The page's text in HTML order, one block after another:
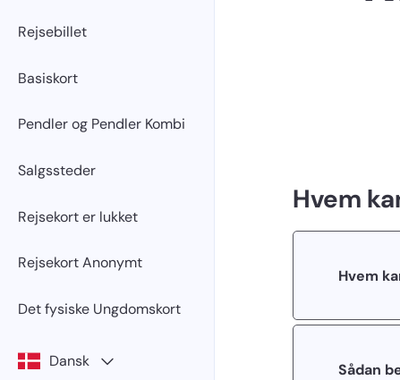
Rejsebillet
Basiskort
Pendler og Pendler Kombi
Salgssteder
Rejsekort er lukket
Rejsekort Anonymt
Det fysiske Ungdomskort
Dansk
Hvem
Hvem
Sådan